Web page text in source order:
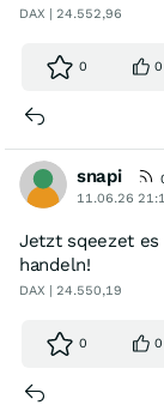
DAX | 24.552,96
0 0
snapi
11.06.26
Jetzt sqeezet
handeln!
DAX | 24.550,19
0 0